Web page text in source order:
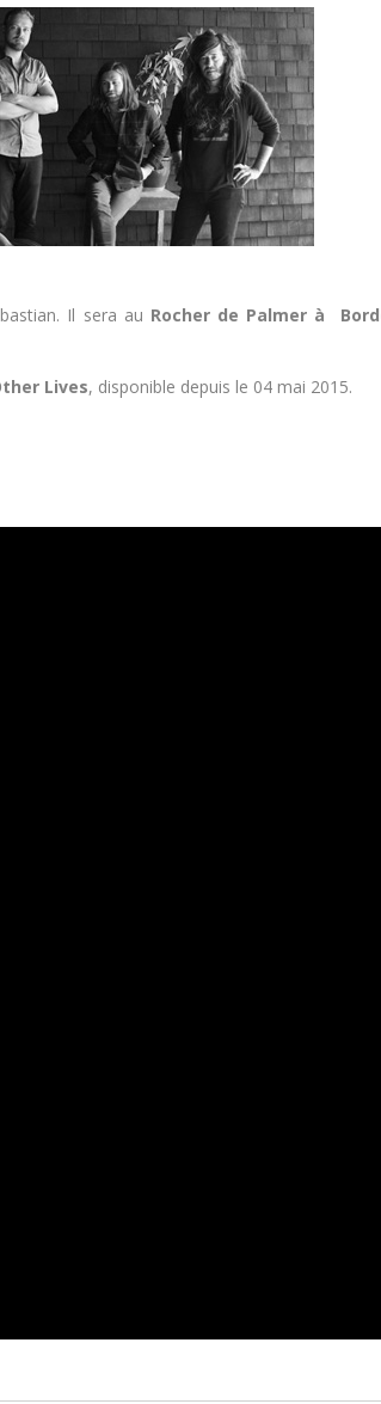
Il sera au Rocher de Palmer à
Lives, disponible depuis le 04 mai 2015.